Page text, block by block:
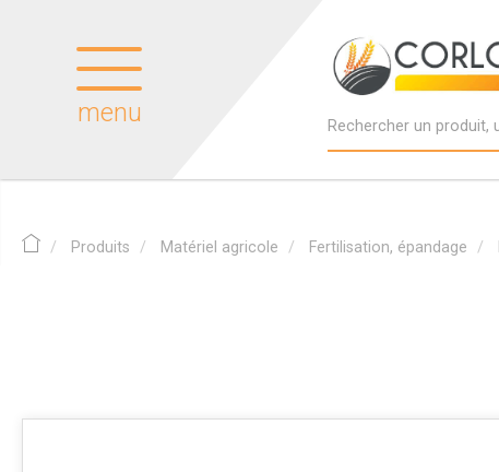
menu
Produits Matériel agricole Fertilisation, épandage